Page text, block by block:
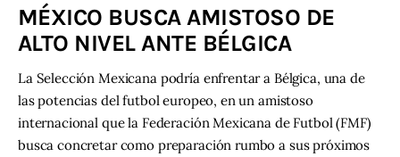
MÉXICO BUSCA AMISTOSO DE
ALTO NIVEL ANTE BÉLGICA
La Selección Mexicana podría enfrentar a Bélgica, una de
las potencias del futbol europeo, en un amistoso
internacional que la Federación Mexicana de Futbol (FMF)
busca concretar como preparación rumbo a sus próximos